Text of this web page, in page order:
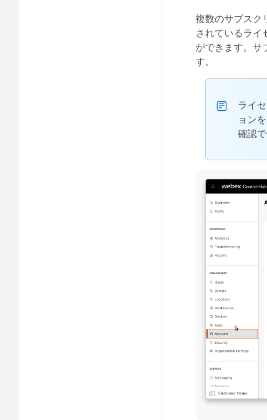
複数のサブスク
されているライ
ができます。サ
す。
ライ
ョン
確認